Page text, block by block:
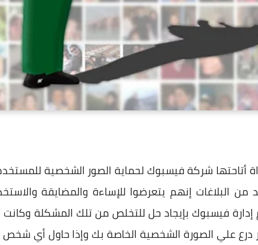
أتاحتها شركة فيسبوك لحماية الصور الشخصية
البلاغات إنهم يتعرضوا للإساءة والمضايقة
فيسبوك بإيجاد حل للتخلص من تلك المشكلة
علي الصورة الشخصية الخاصة بك وإذا حاول أي